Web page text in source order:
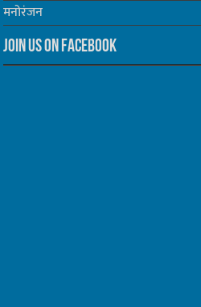
मनोरंजन
Join us on Facebook